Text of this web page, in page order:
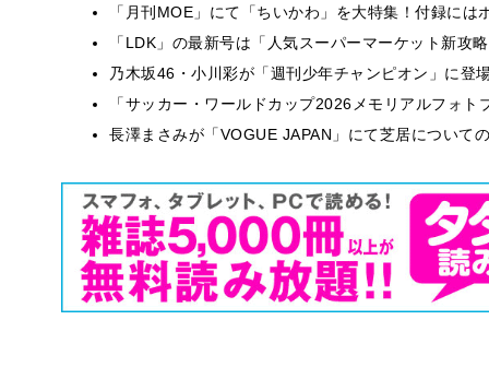
「月刊MOE」にて「ちいかわ」を大特集！付録に
「LDK」の最新号は「人気スーパーマーケット新
乃木坂46・小川彩が「週刊少年チャンピオン」に
「サッカー・ワールドカップ2026メモリアルフォ
長澤まさみが「VOGUE JAPAN」にて芝居について